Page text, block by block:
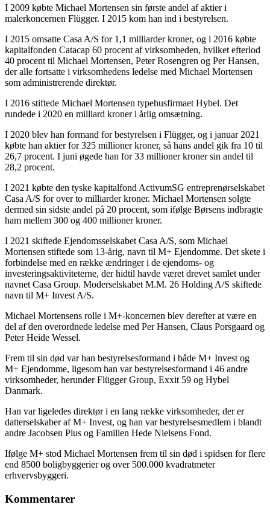
I 2009 købte Michael Mortensen sin første andel af aktier i
malerkoncernen Flügger. I 2015 kom han ind i bestyrelsen.
I 2015 omsatte Casa A/S for 1,1 milliarder kroner, og i 2016 købte
kapitalfonden Catacap 60 procent af virksomheden, hvilket efterlod
40 procent til Michael Mortensen, Peter Rosengren og Per Hansen,
der alle fortsatte i virksomhedens ledelse med Michael Mortensen
som administrerende direktør.
I 2016 stiftede Michael Mortensen typehusfirmaet Hybel. Det
rundede i 2020 en milliard kroner i årlig omsætning.
I 2020 blev han formand for bestyrelsen i Flügger, og i januar 2021
købte han aktier for 325 millioner kroner, så hans andel gik fra 10 til
26,7 procent. I juni øgede han for 33 millioner kroner sin andel til
28,2 procent.
I 2021 købte den tyske kapitalfond ActivumSG entreprenørselskabet
Casa A/S for over to milliarder kroner. Michael Mortensen solgte
dermed sin sidste andel på 20 procent, som ifølge Børsens indbragte
ham mellem 300 og 400 millioner kroner.
I 2021 skiftede Ejendomsselskabet Casa A/S, som Michael
Mortensen stiftede som 13-årig, navn til M+ Ejendomme. Det skete i
forbindelse med en række ændringer i de ejendoms- og
investeringsaktiviteterne, der hidtil havde været drevet samlet under
navnet Casa Group. Moderselskabet M.M. 26 Holding A/S skiftede
navn til M+ Invest A/S.
Michael Mortensens rolle i M+-koncernen blev derefter at være en
del af den overordnede ledelse med Per Hansen, Claus Porsgaard og
Peter Heide Wessel.
Frem til sin død var han bestyrelsesformand i både M+ Invest og
M+ Ejendomme, ligesom han var bestyrelsesformand i 46 andre
virksomheder, herunder Flügger Group, Exxit 59 og Hybel
Danmark.
Han var ligeledes direktør i en lang række virksomheder, der er
datterselskaber af M+ Invest, og han var bestyrelsesmedlem i blandt
andre Jacobsen Plus og Familien Hede Nielsens Fond.
Ifølge M+ stod Michael Mortensen frem til sin død i spidsen for flere
end 8500 boligbyggerier og over 500.000 kvadratmeter
erhvervsbyggeri.
Kommentarer